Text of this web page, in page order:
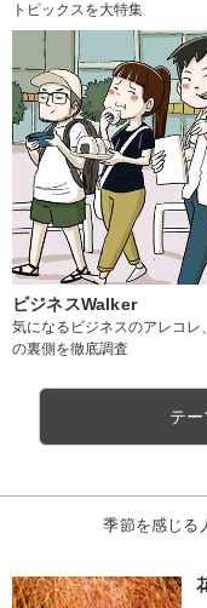
トピックスを大特集
ビジネスWalker
気になるビジネスのアレコレ
の裏側を徹底調査
テ
季節を感じる